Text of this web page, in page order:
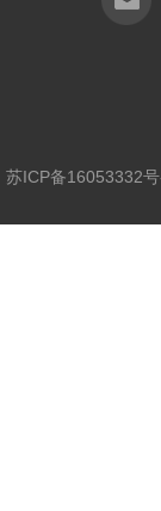
苏ICP备16053332